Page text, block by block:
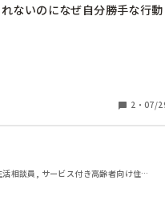
ないのになぜ自分勝手な行動
トばっかで話し合いしてても
方達の尻拭いばっかさせられ
がるんよ〜😩
2 ・ 07/
相談員, サービス付き高齢者向け住宅,